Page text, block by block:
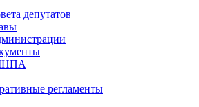
депутатов
регламенты